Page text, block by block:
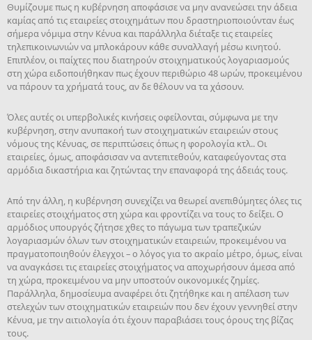
Θυμίζουμε πως η κυβέρνηση αποφάσισε να μην ανανεώσει την άδεια
καμίας από τις εταιρείες στοιχημάτων που δραστηριοποιούνταν έως
σήμερα νόμιμα στην Κένυα και παράλληλα διέταξε τις εταιρείες
τηλεπικοινωνιών να μπλοκάρουν κάθε συναλλαγή μέσω κινητού.
Επιπλέον, οι παίχτες που διατηρούν στοιχηματικούς λογαριασμούς
στη χώρα ειδοποιήθηκαν πως έχουν περιθώριο 48 ωρών, προκειμένου
να πάρουν τα χρήματά τους, αν δε θέλουν να τα χάσουν.
Όλες αυτές οι υπερβολικές κινήσεις οφείλονται, σύμφωνα με την
κυβέρνηση, στην ανυπακοή των στοιχηματικών εταιρειών στους
νόμους της Κένυας, σε περιπτώσεις όπως η φορολογία κτλ.. Οι
εταιρείες, όμως, αποφάσισαν να αντεπιτεθούν, καταφεύγοντας στα
αρμόδια δικαστήρια και ζητώντας την επαναφορά της άδειάς τους.
Από την άλλη, η κυβέρνηση συνεχίζει να θεωρεί ανεπιθύμητες όλες τις
εταιρείες στοιχήματος στη χώρα και φροντίζει να τους το δείξει. Ο
αρμόδιος υπουργός ζήτησε χθες το πάγωμα των τραπεζικών
λογαριασμών όλων των στοιχηματικών εταιρειών, προκειμένου να
πραγματοποιηθούν έλεγχοι – ο λόγος για το ακραίο μέτρο, όμως, είναι
να αναγκάσει τις εταιρείες στοιχήματος να αποχωρήσουν άμεσα από
τη χώρα, προκειμένου να μην υποστούν οικονομικές ζημίες.
Παράλληλα, δημοσίευμα αναφέρει ότι ζητήθηκε και η απέλαση των
στελεχών των στοιχηματικών εταιρειών που δεν έχουν γεννηθεί στην
Κένυα, με την αιτιολογία ότι έχουν παραβιάσει τους όρους της βίζας
τους.